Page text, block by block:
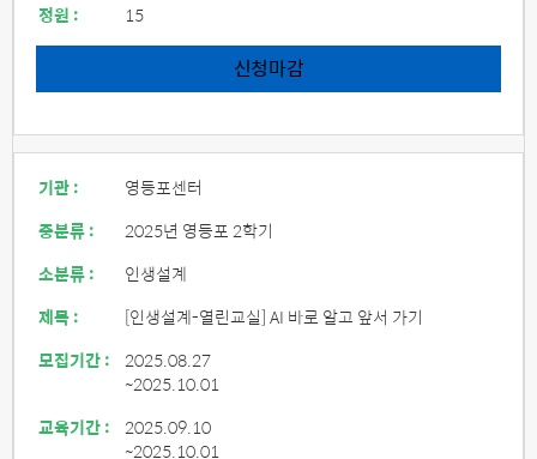
정원 :
15
신청마감
기관 :
영등포센터
중분류 :
2025년 영등포 2학기
소분류 :
인생설계
제목 :
[인생설계-열린교실] AI 바로 알고 앞서 가기
모집기간 : 2025.08.27
~2025.10.01
교육기간 : 2025.09.10
~2025.10.01